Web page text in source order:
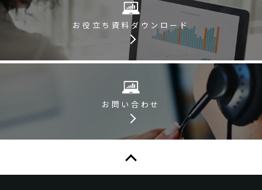
お役立ち資料 ダウンロード
お問い合わせ